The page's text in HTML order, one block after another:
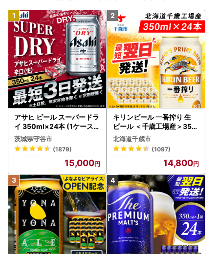
アサヒ ビール スーパードラ
イ 350ml×24本 (1ケース)
究極の辛口 ＜茨城工場＞ 缶
ビール Asahi superDRY お
酒
茨城県守谷市
(1879)
15,000
キリンビール 一番搾り 生
ビール ＜千歳工場産＞350
ml（24本）
北海道千歳市
(1097)
14,800